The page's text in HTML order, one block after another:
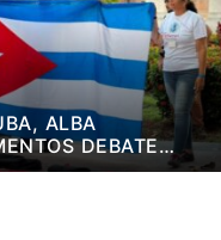
ALBA
DEBATE
DE LUTA PARA OS